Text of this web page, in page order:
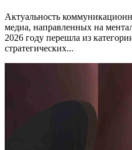
Актуальность
медиа, направленных на
2026 году перешла из
стратегических...